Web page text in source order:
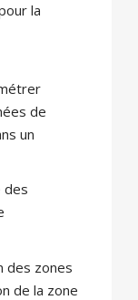
la
de
un
des
des zones
de la zone